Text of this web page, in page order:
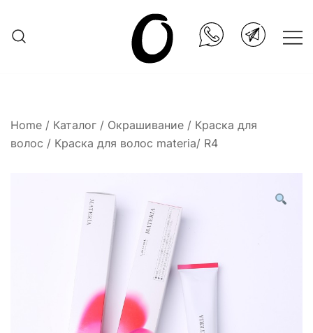
content
Home / Каталог / Окрашивание / Краска для
волос / Краска для волос materia/ R4